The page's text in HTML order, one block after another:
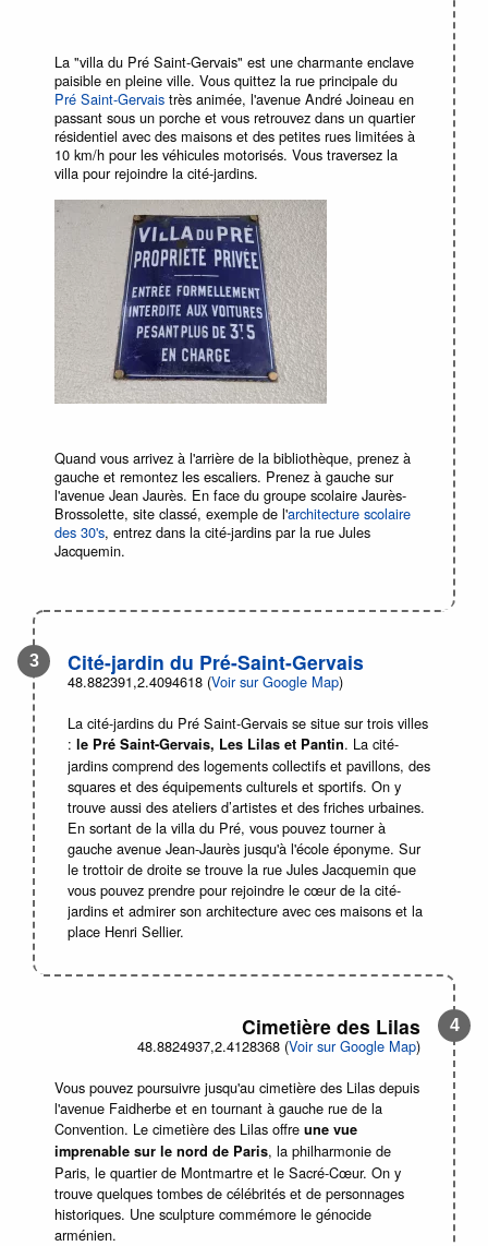
La "villa du Pré Saint-Gervais" est une charmante enclave
paisible en pleine ville. Vous quittez la rue principale du
Pré Saint-Gervais très animée, l'avenue André Joineau en
passant sous un porche et vous retrouvez dans un quartier
résidentiel avec des maisons et des petites rues limitées à
10 km/h pour les véhicules motorisés. Vous traversez la
villa pour rejoindre la cité-jardins.
Quand vous arrivez à l'arrière de la bibliothèque, prenez à
gauche et remontez les escaliers. Prenez à gauche sur
l'avenue Jean Jaurès. En face du groupe scolaire Jaurès-
Brossolette, site classé, exemple de l'architecture scolaire
des 30's, entrez dans la cité-jardins par la rue Jules
Jacquemin.
Cité-jardin du Pré-Saint-Gervais
48.882391,2.4094618 (Voir sur Google Map)
La cité-jardins du Pré Saint-Gervais se situe sur trois villes
: le Pré Saint-Gervais, Les Lilas et Pantin. La cité-
jardins comprend des logements collectifs et pavillons, des
squares et des équipements culturels et sportifs. On y
trouve aussi des ateliers d’artistes et des friches urbaines.
En sortant de la villa du Pré, vous pouvez tourner à
gauche avenue Jean-Jaurès jusqu'à l'école éponyme. Sur
le trottoir de droite se trouve la rue Jules Jacquemin que
vous pouvez prendre pour rejoindre le cœur de la cité-
jardins et admirer son architecture avec ces maisons et la
place Henri Sellier.
Cimetière des Lilas
48.8824937,2.4128368 (Voir sur Google Map)
Vous pouvez poursuivre jusqu'au cimetière des Lilas depuis
l'avenue Faidherbe et en tournant à gauche rue de la
Convention. Le cimetière des Lilas offre une vue
imprenable sur le nord de Paris, la philharmonie de
Paris, le quartier de Montmartre et le Sacré-Cœur. On y
trouve quelques tombes de célébrités et de personnages
historiques. Une sculpture commémore le génocide
arménien.